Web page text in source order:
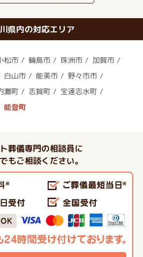
県内の対応エリア
松市 輪島市 珠洲市
加賀市
白山市 能美市
野々市市
灘町 志賀町
宝達志水町
能登町
葬儀専門の相談員に
もご相談ください。